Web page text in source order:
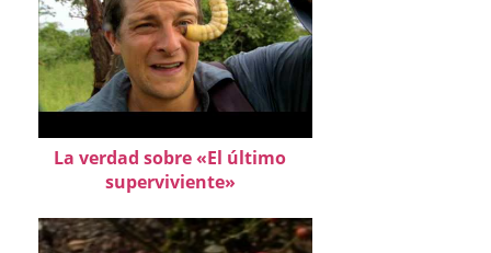
La verdad sobre «El último
superviviente»